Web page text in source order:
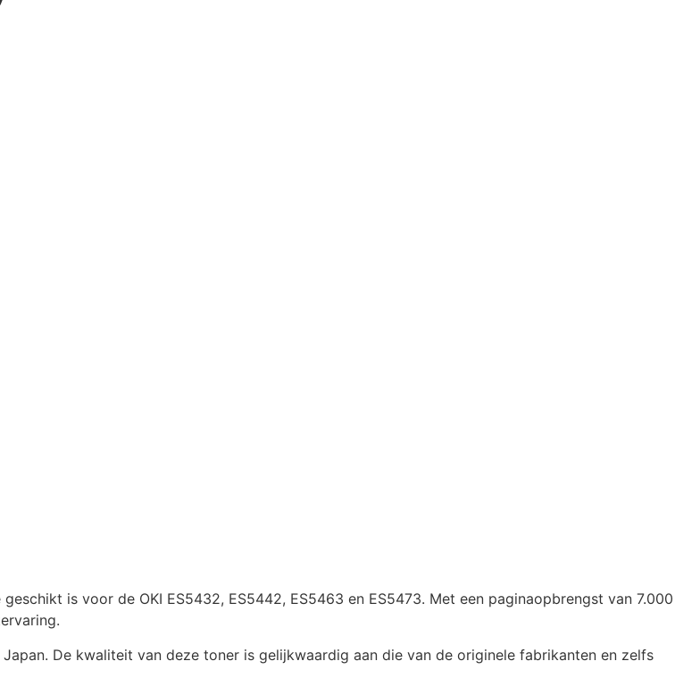
is voor de OKI ES5432, ES5442, ES5463 en ES5473. Met een paginaopbrengst van 7.000
De kwaliteit van deze toner is gelijkwaardig aan die van de originele fabrikanten en zelfs